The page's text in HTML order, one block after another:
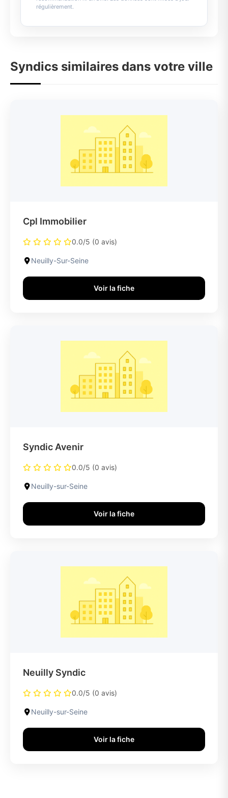
régulièrement.
Syndics similaires dans votre ville
Cpl Immobilier
0.0/5 (0 avis)
Neuilly-Sur-Seine
Voir la fiche
Syndic Avenir
0.0/5 (0 avis)
Neuilly-sur-Seine
Voir la fiche
Neuilly Syndic
0.0/5 (0 avis)
Neuilly-sur-Seine
Voir la fiche